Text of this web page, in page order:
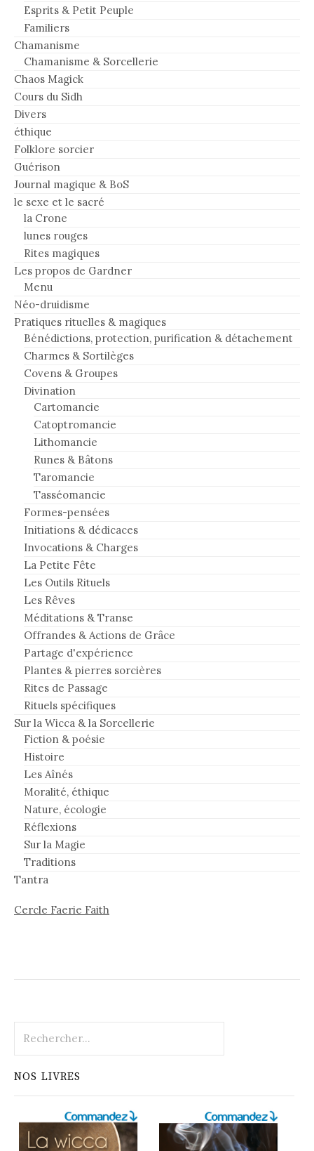
Esprits & Petit Peuple
Familiers
Chamanisme
Chamanisme & Sorcellerie
Chaos Magick
Cours du Sidh
Divers
éthique
Folklore sorcier
Guérison
Journal magique & BoS
le sexe et le sacré
la Crone
lunes rouges
Rites magiques
Les propos de Gardner
Menu
Néo-druidisme
Pratiques rituelles & magiques
Bénédictions, protection, purification & détachement
Charmes & Sortilèges
Covens & Groupes
Divination
Cartomancie
Catoptromancie
Lithomancie
Runes & Bâtons
Taromancie
Tasséomancie
Formes-pensées
Initiations & dédicaces
Invocations & Charges
La Petite Fête
Les Outils Rituels
Les Rêves
Méditations & Transe
Offrandes & Actions de Grâce
Partage d'expérience
Plantes & pierres sorcières
Rites de Passage
Rituels spécifiques
Sur la Wicca & la Sorcellerie
Fiction & poésie
Histoire
Les Aînés
Moralité, éthique
Nature, écologie
Réflexions
Sur la Magie
Traditions
Tantra
Cercle Faerie Faith
NOS LIVRES